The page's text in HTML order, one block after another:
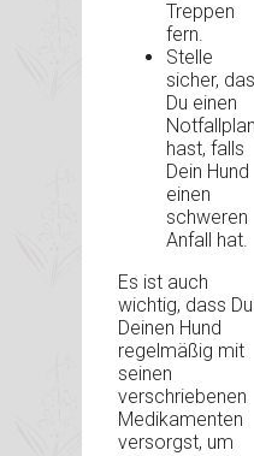
Treppen
fern.
Stelle
sicher,
Du einen
Notfallplan
hast, falls
Dein Hund
einen
schweren
Anfall hat.
Es ist auch
wichtig, dass Du
Deinen Hund
regelmäßig mit
seinen
verschriebenen
Medikamenten
versorgst, um